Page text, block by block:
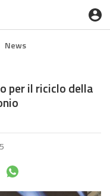
News
per il riciclo della